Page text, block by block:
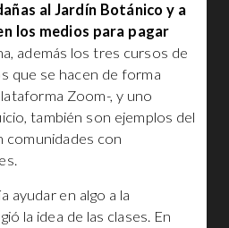
al Jardín Botánico y a
los medios para pagar
además los tres cursos de
que se hacen de forma
Zoom-, y uno
también son ejemplos del
comunidades con
ayudar en algo a la
la idea de las clases. En